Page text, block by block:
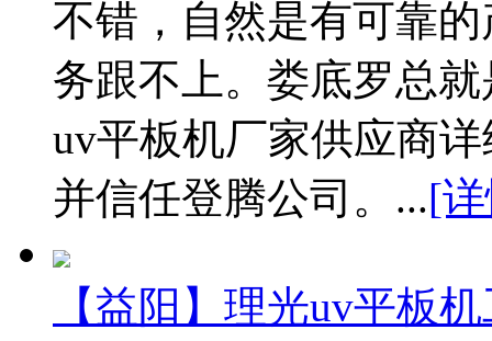
不错，自然是有可靠
务跟不上。娄底罗总
uv平板机厂家供应商
并信任登腾公司。...[
【益阳】理光uv平板